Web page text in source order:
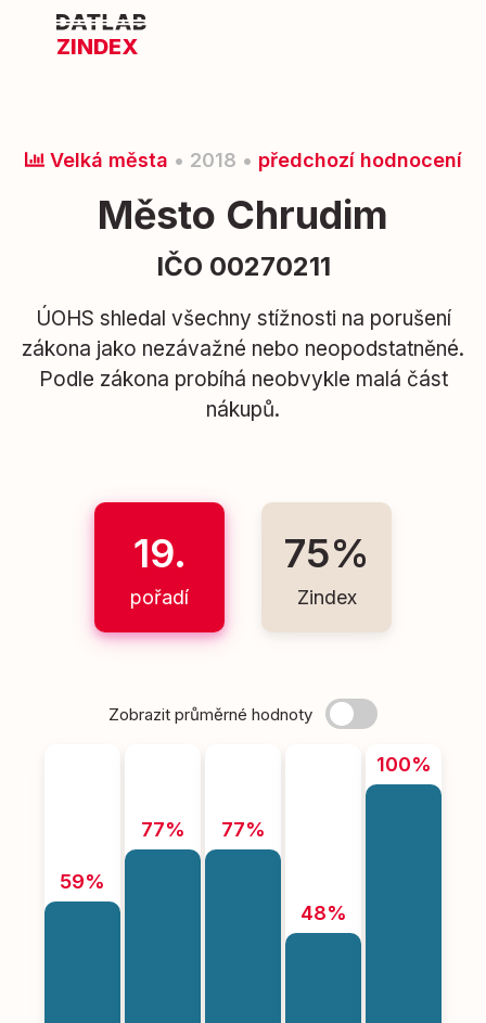
ZINDEX
Velká města • 2018 • předchozí hodnocení
Město Chrudim
IČO 00270211
ÚOHS shledal všechny stížnosti na porušení
zákona jako nezávažné nebo neopodstatněné.
Podle zákona probíhá neobvykle malá část
nákupů.
19.
pořadí
75%
Zindex
Zobrazit průměrné hodnoty
59%
77% 77%
48%
100%